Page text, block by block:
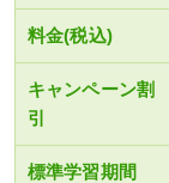
料金(税込)
キャンペーン割
引
標準学習期間